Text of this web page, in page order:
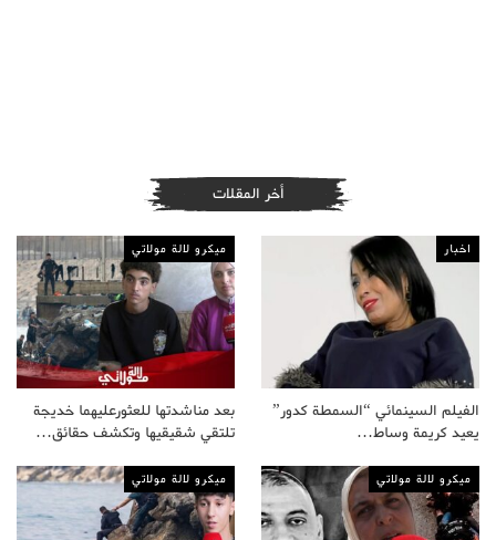
أخر المقلات
اخبار
الفيلم السينمائي “السمطة كدور”
يعيد كريمة وساط…
ميكرو لالة مولاتي
بعد مناشدتها للعثورعليهما خديجة
تلتقي شقيقيها وتكشف حقائق…
ميكرو لالة مولاتي ميكرو لالة مولاتي